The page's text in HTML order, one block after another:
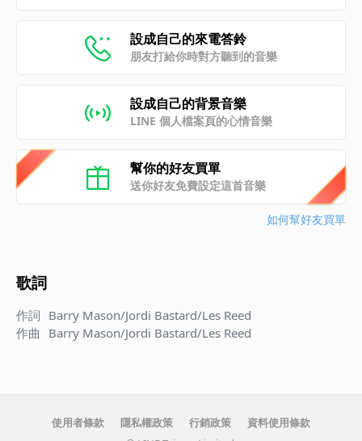
設成自己的來電答鈴
朋友打給你時對方聽到的音樂
設成自己的背景音樂
LINE 個人檔案頁的心情音樂
幫你的好友買單
送你好友免費設定這首音樂
如何幫好友買單
歌詞
作詞 Barry Mason/Jordi Bastard/Les Reed
作曲
Barry Mason/Jordi Bastard/Les Reed
使用者條款 隱私權政策 行銷政策
資料使用條款